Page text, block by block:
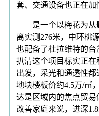
套、交通设备也正在加
是一个以梅花为从
离实测276米，中环桃
也配备了杜拉维特的台
扒清这个项目标实正
出发，采光和通透性
地块楼板价约4.5万/㎡
达是区域内的焦点贸
改善家庭来说，进深